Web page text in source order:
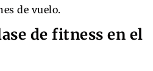
de vuelo.
de fitness en el